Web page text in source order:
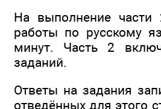
На выполнение части
работы по русскому
минут. Часть 2
заданий.
Ответы на задания
отведённых для этого